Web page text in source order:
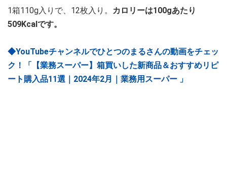
1箱110g入りで、12枚入り。
カロリーは100gあたり
509Kcalです。
◆YouTubeチャンネルでひとつのまるさんの動画をチェッ
ク！「【業務スーパー】箱買いした新商品＆おすすめリピ
ート購入品11選｜2024年2月｜業務用スーパー 」